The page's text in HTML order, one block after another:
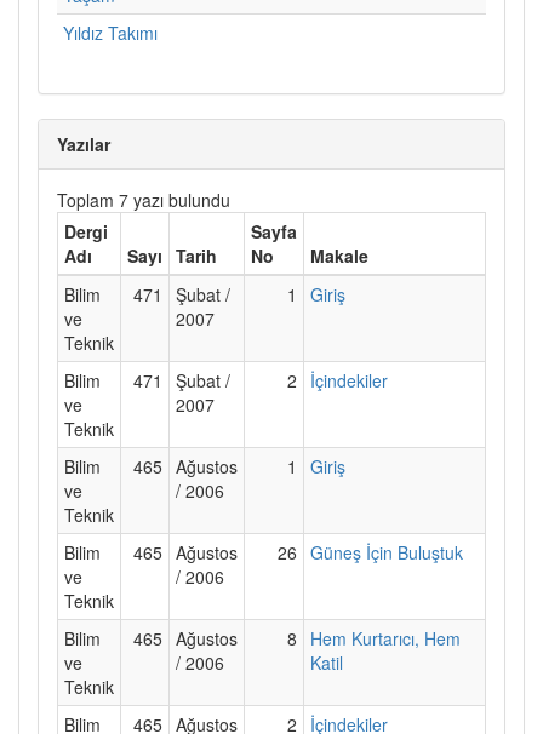
Yıldız Takımı
Yazılar
Toplam 7 yazı bulundu
Dergi
Adı
Sayı Tarih
Sayfa
No
Makale
Bilim
ve
Teknik
471
Şubat /
2007
1 Giriş
Bilim
ve
Teknik
471
Şubat /
2007
2 İçindekiler
Bilim
ve
Teknik
465 Ağustos
/ 2006
1 Giriş
Bilim
ve
Teknik
465 Ağustos
/ 2006
26 Güneş İçin Buluştuk
Bilim
ve
Teknik
465 Ağustos
/ 2006
8
Hem Kurtarıcı, Hem
Katil
Bilim 465 Ağustos 2 İçindekiler